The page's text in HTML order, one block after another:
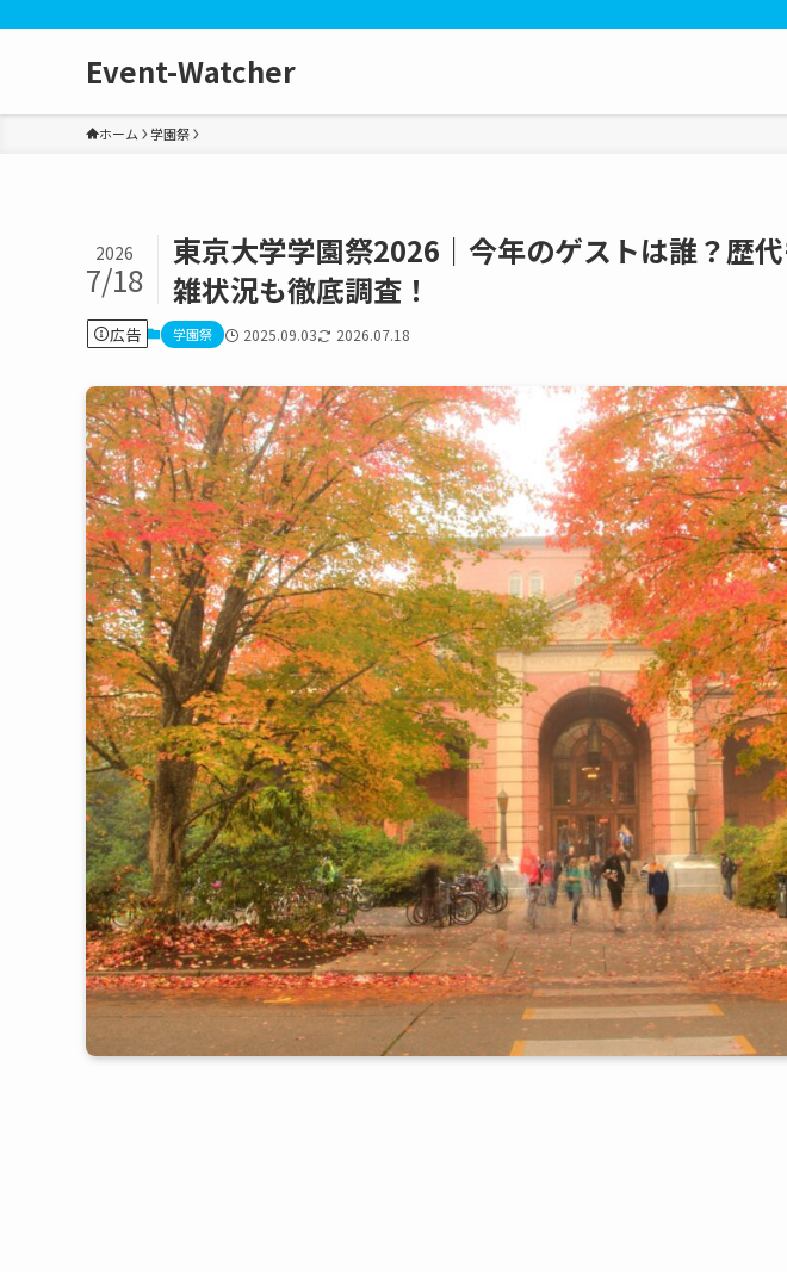
Event-Watcher
ホーム 学園祭
東京大学学園祭2026｜今年のゲストは誰？歴
雑状況も徹底調査！
2026
7/18
広告 学園祭 2025.09.03 2026.07.18